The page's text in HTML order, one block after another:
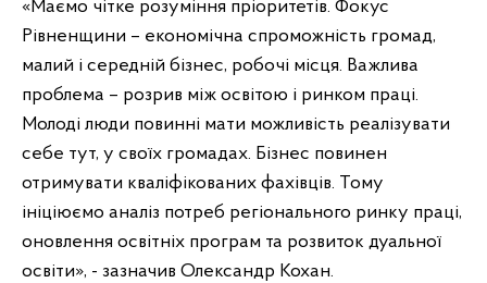
«Маємо чітке розуміння пріоритетів. Фокус
Рівненщини – економічна спроможність громад,
малий і середній бізнес, робочі місця. Важлива
проблема – розрив між освітою і ринком праці.
Молоді люди повинні мати можливість реалізувати
себе тут, у своїх громадах. Бізнес повинен
отримувати кваліфікованих фахівців. Тому
ініціюємо аналіз потреб регіонального ринку праці,
оновлення освітніх програм та розвиток дуальної
освіти», - зазначив Олександр Кохан.